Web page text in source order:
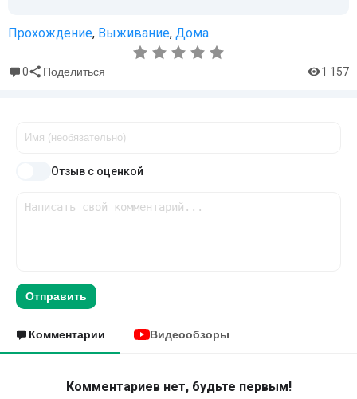
Прохождение, Выживание, Дома
0 Поделиться 1 157
Отзыв с оценкой
Отправить
Комментарии Видеообзоры
Комментариев нет, будьте первым!